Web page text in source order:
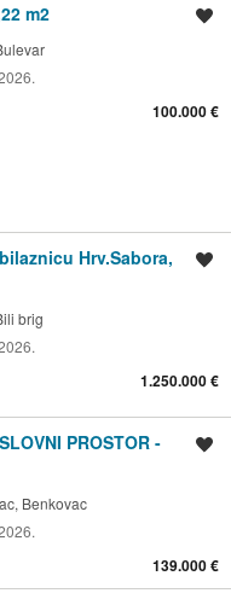
m2
100.000 €
Hrv.Sabora,
brig
1.250.000 €
PROSTOR -
Benkovac
139.000 €